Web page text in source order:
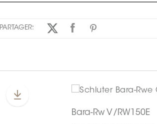
PARTAGER:
Bara-Rw V/RW150E